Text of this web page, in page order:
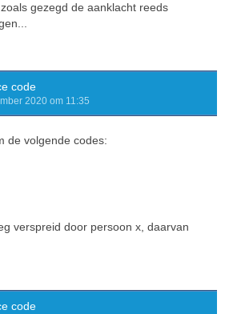
gezegd de aanklacht reeds
code
2020 om 11:35
de volgende codes:
verspreid door persoon x, daarvan
code